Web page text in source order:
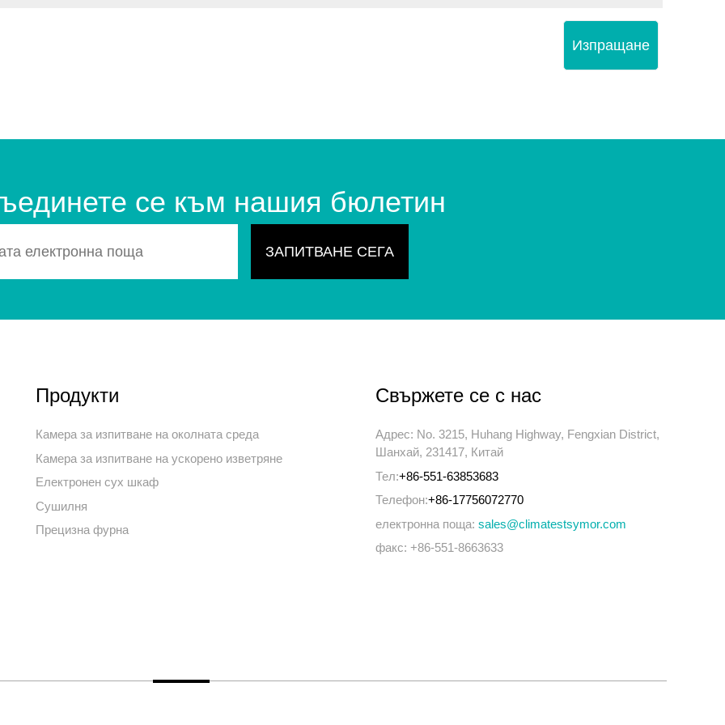
Изпращане
се към нашия бюлетин
Продукти
Камера за изпитване на околната среда
Камера за изпитване на ускорено изветряне
Електронен сух шкаф
Сушилня
Прецизна фурна
Свържете се с нас
Адрес: No. 3215, Huhang Highway, Fengxian District,
Шанхай, 231417, Китай
Тел:+86-551-63853683
Телефон:+86-17756072770
електронна поща: sales@climatestsymor.com
факс: +86-551-8663633